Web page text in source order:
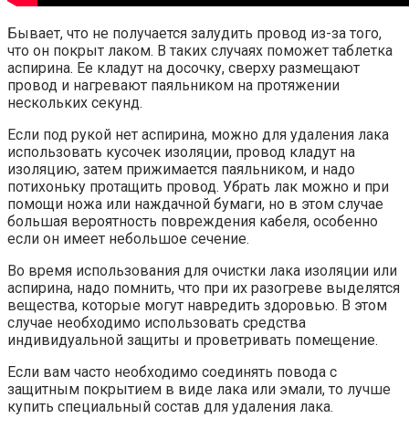
Бывает, что не получается залудить провод из-за того,
что он покрыт лаком. В таких случаях поможет таблетка
аспирина. Ее кладут на досочку, сверху размещают
провод и нагревают паяльником на протяжении
нескольких секунд.
Если под рукой нет аспирина, можно для удаления лака
использовать кусочек изоляции, провод кладут на
изоляцию, затем прижимается паяльником, и надо
потихоньку протащить провод. Убрать лак можно и при
помощи ножа или наждачной бумаги, но в этом случае
большая вероятность повреждения кабеля, особенно
если он имеет небольшое сечение.
Во время использования для очистки лака изоляции или
аспирина, надо помнить, что при их разогреве выделятся
вещества, которые могут навредить здоровью. В этом
случае необходимо использовать средства
индивидуальной защиты и проветривать помещение.
Если вам часто необходимо соединять повода с
защитным покрытием в виде лака или эмали, то лучше
купить специальный состав для удаления лака.